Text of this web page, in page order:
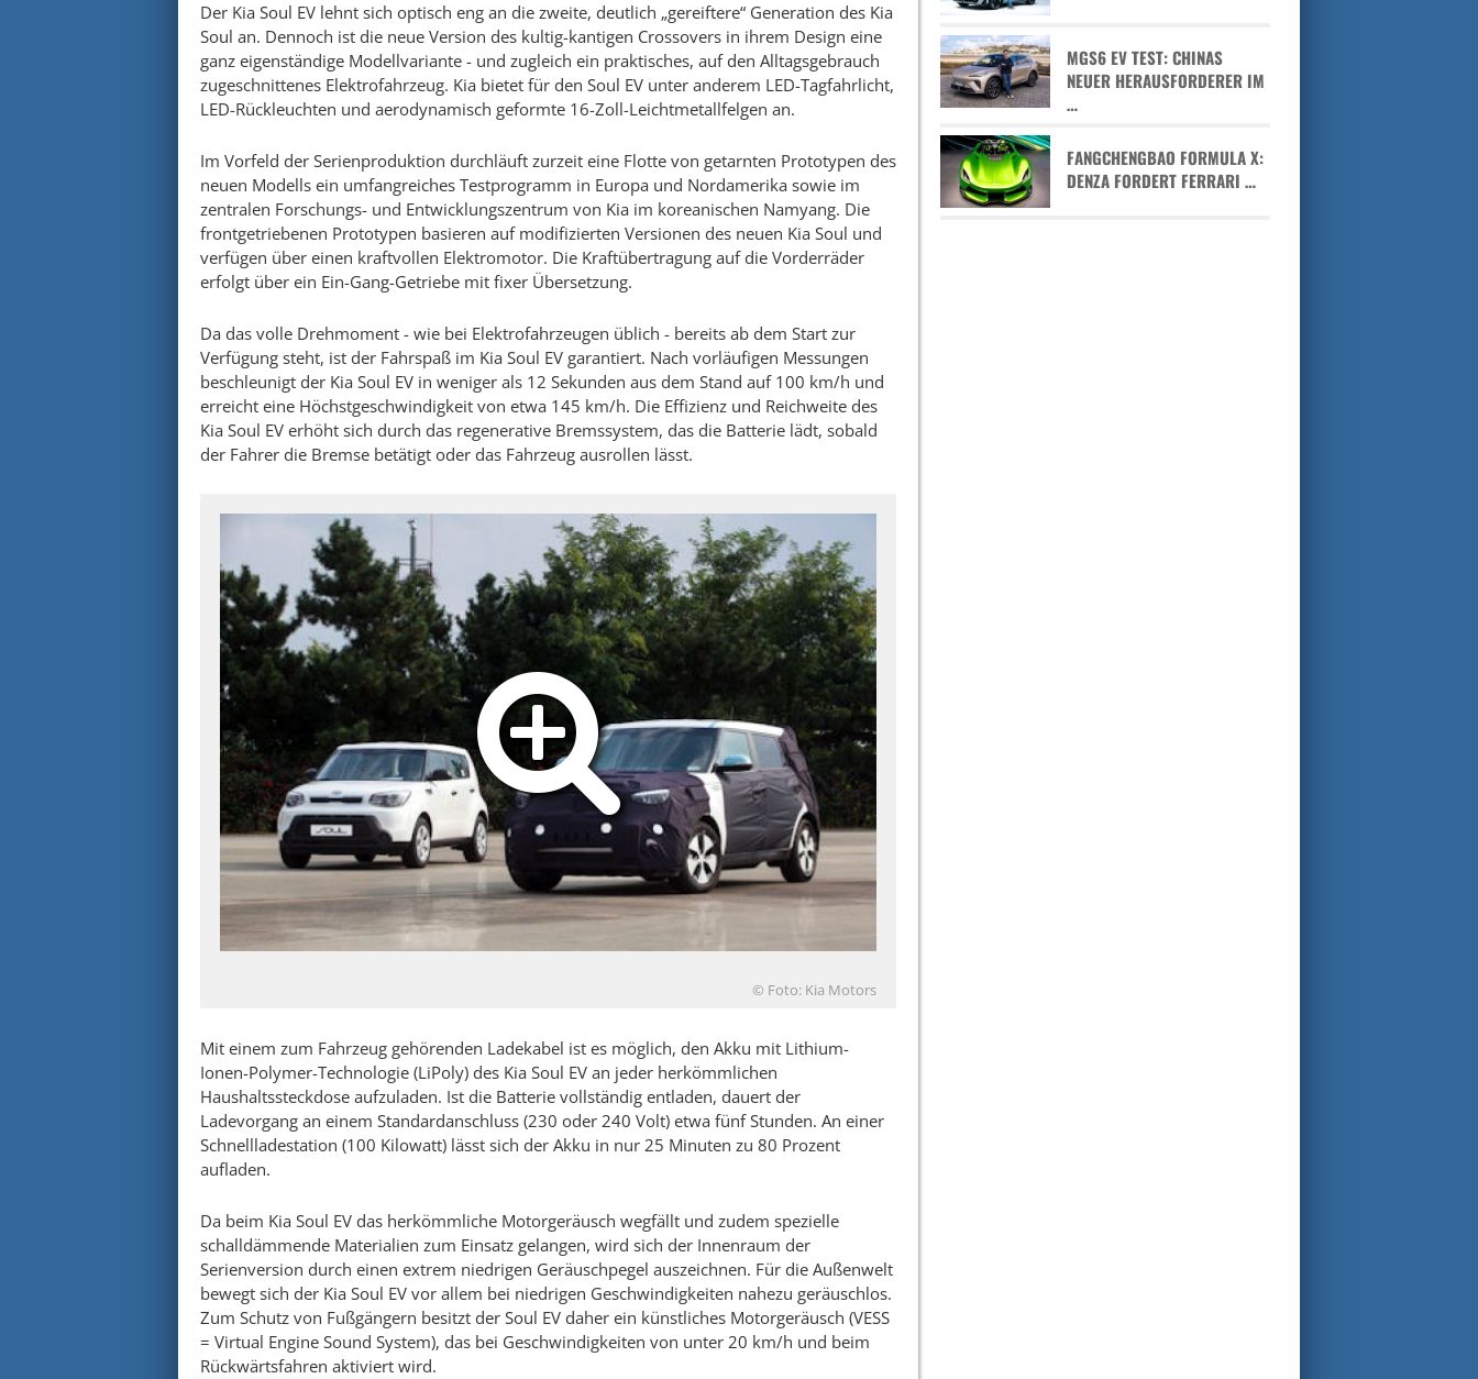
Der Kia Soul EV lehnt sich optisch eng an die zweite, deutlich „gereiftere“ Generation des Kia
Soul an. Dennoch ist die neue Version des kultig-kantigen Crossovers in ihrem Design eine
ganz eigenständige Modellvariante - und zugleich ein praktisches, auf den Alltagsgebrauch
zugeschnittenes Elektrofahrzeug. Kia bietet für den Soul EV unter anderem LED-Tagfahrlicht,
LED-Rückleuchten und aerodynamisch geformte 16-Zoll-Leichtmetallfelgen an.
Im Vorfeld der Serienproduktion durchläuft zurzeit eine Flotte von getarnten Prototypen des
neuen Modells ein umfangreiches Testprogramm in Europa und Nordamerika sowie im
zentralen Forschungs- und Entwicklungszentrum von Kia im koreanischen Namyang. Die
frontgetriebenen Prototypen basieren auf modifizierten Versionen des neuen Kia Soul und
verfügen über einen kraftvollen Elektromotor. Die Kraftübertragung auf die Vorderräder
erfolgt über ein Ein-Gang-Getriebe mit fixer Übersetzung.
Da das volle Drehmoment - wie bei Elektrofahrzeugen üblich - bereits ab dem Start zur
Verfügung steht, ist der Fahrspaß im Kia Soul EV garantiert. Nach vorläufigen Messungen
beschleunigt der Kia Soul EV in weniger als 12 Sekunden aus dem Stand auf 100 km/h und
erreicht eine Höchstgeschwindigkeit von etwa 145 km/h. Die Effizienz und Reichweite des
Kia Soul EV erhöht sich durch das regenerative Bremssystem, das die Batterie lädt, sobald
der Fahrer die Bremse betätigt oder das Fahrzeug ausrollen lässt.
© Foto: Kia Motors
Mit einem zum Fahrzeug gehörenden Ladekabel ist es möglich, den Akku mit Lithium-
Ionen-Polymer-Technologie (LiPoly) des Kia Soul EV an jeder herkömmlichen
Haushaltssteckdose aufzuladen. Ist die Batterie vollständig entladen, dauert der
Ladevorgang an einem Standardanschluss (230 oder 240 Volt) etwa fünf Stunden. An einer
Schnellladestation (100 Kilowatt) lässt sich der Akku in nur 25 Minuten zu 80 Prozent
aufladen.
Da beim Kia Soul EV das herkömmliche Motorgeräusch wegfällt und zudem spezielle
schalldämmende Materialien zum Einsatz gelangen, wird sich der Innenraum der
Serienversion durch einen extrem niedrigen Geräuschpegel auszeichnen. Für die Außenwelt
bewegt sich der Kia Soul EV vor allem bei niedrigen Geschwindigkeiten nahezu geräuschlos.
Zum Schutz von Fußgängern besitzt der Soul EV daher ein künstliches Motorgeräusch (VESS
= Virtual Engine Sound System), das bei Geschwindigkeiten von unter 20 km/h und beim
Rückwärtsfahren aktiviert wird.
MGS6 EV TEST: CHINAS
NEUER HERAUSFORDERER IM
…
FANGCHENGBAO FORMULA X:
DENZA FORDERT FERRARI …